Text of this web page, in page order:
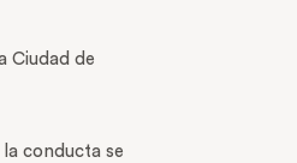
Ciudad de
conducta se